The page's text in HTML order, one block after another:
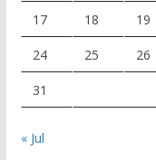
17 18 19
24 25 26
31
« Jul